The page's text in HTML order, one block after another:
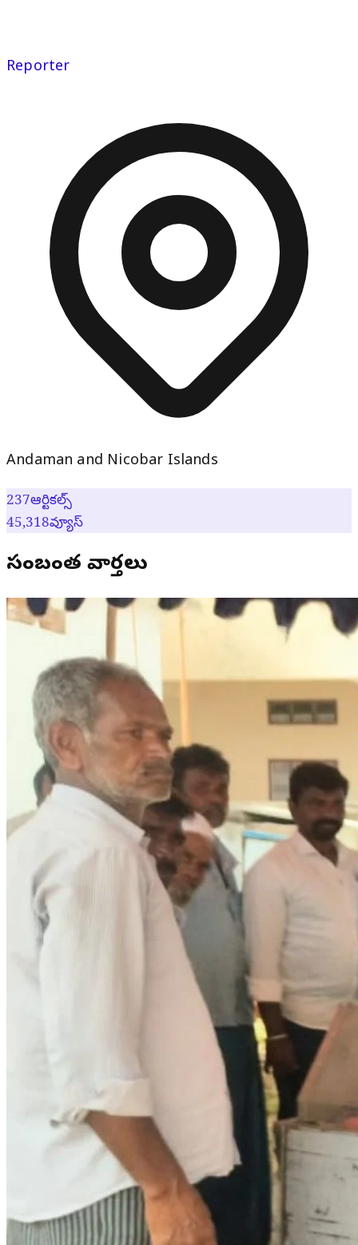
Reporter
Andaman and Nicobar Islands
237ఆర్టికల్స్
45,318వ్యూస్
సంబంధిత వార్తలు